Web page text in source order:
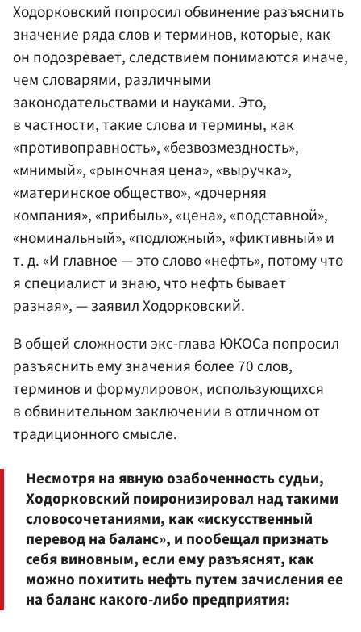
Ходорковский попросил обвинение разъяснить
значение ряда слов и терминов, которые, как
он подозревает, следствием понимаются иначе,
чем словарями, различными
законодательствами и науками. Это,
в частности, такие слова и термины, как
«противоправность», «безвозмездность»,
«мнимый», «рыночная цена», «выручка»,
«материнское общество», «дочерняя
компания», «прибыль», «цена», «подставной»,
«номинальный», «подложный», «фиктивный» и
т. д. «И главное — это слово «нефть», потому что
я специалист и знаю, что нефть бывает
разная», — заявил Ходорковский.
В общей сложности экс-глава ЮКОСа попросил
разъяснить ему значения более 70 слов,
терминов и формулировок, использующихся
в обвинительном заключении в отличном от
традиционного смысле.
Несмотря на явную озабоченность судьи,
Ходорковский поиронизировал над такими
словосочетаниями, как «искусственный
перевод на баланс», и пообещал признать
себя виновным, если ему разъяснят, как
можно похитить нефть путем зачисления ее
на баланс какого-либо предприятия: